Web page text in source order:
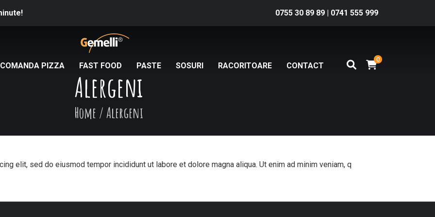
0755 30 89 89 | 0741 555 999
COMANDA PIZZA FAST FOOD PASTE SOSURI RACORITOARE CONTACT
0
Alergeni
Home /Alergeni
elit, sed do eiusmod tempor incididunt ut labore et dolore magna aliqua. Ut enim ad minim veniam, q